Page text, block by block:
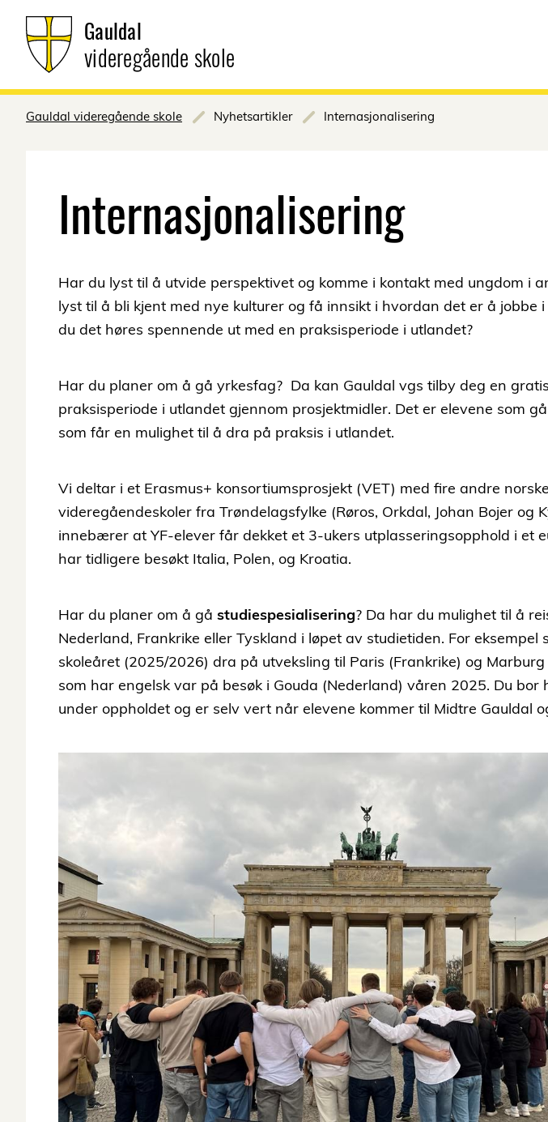
Gauldal
videregående skole
Gauldal videregående skole Nyhetsartikler Internasjonalisering
Internasjonalisering
Har du lyst til å utvide perspektivet og komme i kontakt med ungdom i
lyst til å bli kjent med nye kulturer og få innsikt i hvordan det er å jobbe
du det høres spennende ut med en praksisperiode i utlandet?
Har du planer om å gå yrkesfag? Da kan Gauldal vgs tilby deg en
praksisperiode i utlandet gjennom prosjektmidler. Det er elevene som
som får en mulighet til å dra på praksis i utlandet.
Vi deltar i et Erasmus+ konsortiumsprosjekt (VET) med fire andre norske
videregåendeskoler fra Trøndelagsfylke (Røros, Orkdal, Johan Bojer og
innebærer at YF-elever får dekket et 3-ukers utplasseringsopphold i et
har tidligere besøkt Italia, Polen, og Kroatia.
Har du planer om å gå studiespesialisering? Da har du mulighet til å
Nederland, Frankrike eller Tyskland i løpet av studietiden. For eksempel
skoleåret (2025/2026) dra på utveksling til Paris (Frankrike) og
som har engelsk var på besøk i Gouda (Nederland) våren 2025. Du bor
under oppholdet og er selv vert når elevene kommer til Midtre Gauldal